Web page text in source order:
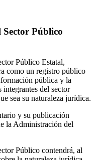
Público
Público Estatal,
como un registro público
pública y la
integrantes del sector
sea su naturaleza jurídica.
y su publicación
la Administración del
Público contendrá, al